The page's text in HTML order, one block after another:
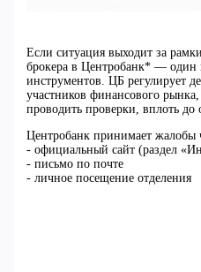
Если ситуация выходит за
брокера в Центробанк* — один
инструментов. ЦБ регулирует
участников финансового
проводить проверки, вплоть до
Центробанк принимает жалобы
- официальный сайт (раздел
- письмо по почте
- личное посещение отделения